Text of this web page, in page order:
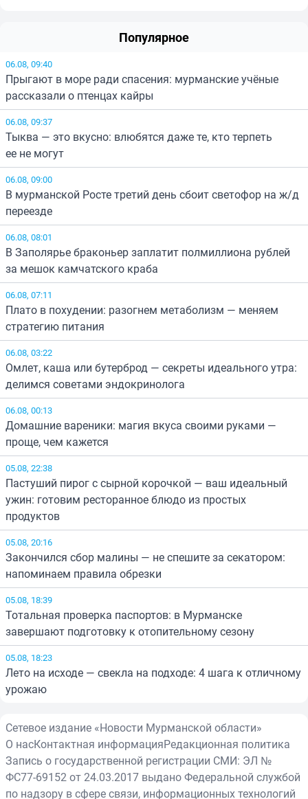
Популярное
06.08, 09:40
Прыгают в море ради спасения: мурманские учёные
рассказали о птенцах кайры
06.08, 09:37
Тыква — это вкусно: влюбятся даже те, кто терпеть
ее не могут
06.08, 09:00
В мурманской Росте третий день сбоит светофор на ж/д
переезде
06.08, 08:01
В Заполярье браконьер заплатит полмиллиона рублей
за мешок камчатского краба
06.08, 07:11
Плато в похудении: разогнем метаболизм — меняем
стратегию питания
06.08, 03:22
Омлет, каша или бутерброд — секреты идеального утра:
делимся советами эндокринолога
06.08, 00:13
Домашние вареники: магия вкуса своими руками —
проще, чем кажется
05.08, 22:38
Пастуший пирог с сырной корочкой — ваш идеальный
ужин: готовим ресторанное блюдо из простых
продуктов
05.08, 20:16
Закончился сбор малины — не спешите за секатором:
напоминаем правила обрезки
05.08, 18:39
Тотальная проверка паспортов: в Мурманске
завершают подготовку к отопительному сезону
05.08, 18:23
Лето на исходе — свекла на подходе: 4 шага к отличному
урожаю
Сетевое издание «Новости Мурманской области»
О насКонтактная информацияРедакционная политика
Запись о государственной регистрации СМИ: ЭЛ №
ФС77-69152 от 24.03.2017 выдано Федеральной службой
по надзору в сфере связи, информационных технологий